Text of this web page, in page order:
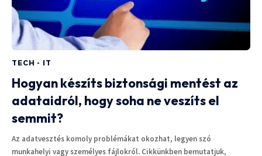
TECH - IT
Hogyan készíts biztonsági mentést az
adataidról, hogy soha ne veszíts el
semmit?
Az adatvesztés komoly problémákat okozhat, legyen szó
munkahelyi vagy személyes fájlokról. Cikkünkben bemutatjuk,